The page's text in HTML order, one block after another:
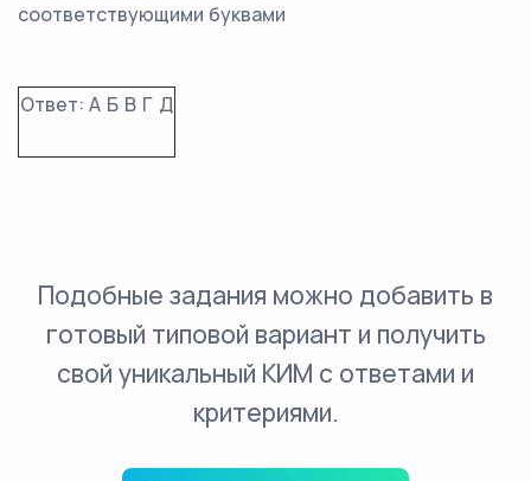
соответствующими буквами
Ответ: А Б В Г Д
Подобные задания можно добавить в
готовый типовой вариант и получить
свой уникальный КИМ с ответами и
критериями.